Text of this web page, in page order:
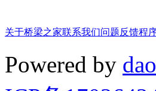
关于桥梁之家联系我们问题反馈程
Powered by